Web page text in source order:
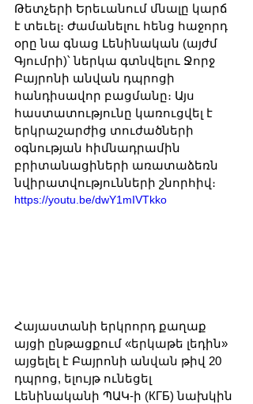
Թետչերի Երեւանում մնալը կարճ
է տեւել։ Ժամանելու հենց հաջորդ
օրը նա գնաց Լենինական (այժմ
Գյումրի)՝ ներկա գտնվելու Ջորջ
Բայրոնի անվան դպրոցի
հանդիսավոր բացմանը։ Այս
հաստատությունը կառուցվել է
երկրաշարժից տուժածների
օգնության հիմնադրամին
բրիտանացիների առատաձեռն
նվիրատվությունների շնորհիվ։
https://youtu.be/dwY1mIVTkko
Հայաստանի երկրորդ քաղաք
այցի ընթացքում «երկաթե լեդին»
այցելել է Բայրոնի անվան թիվ 20
դպրոց, ելույթ ունեցել
Լենինականի ՊԱԿ-ի (КГБ) նախկին